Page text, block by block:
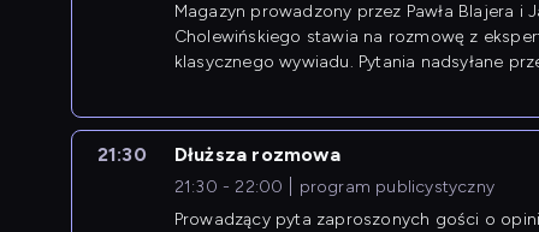
Magazyn prowadzony przez Pawła Blajera i
Cholewińskiego stawia na rozmowę z
klasycznego wywiadu. Pytania nadsyłane
21:30 Dłuższa rozmowa
21:30 - 22:00
program publicystyczny
Prowadzący pyta zaproszonych gości o